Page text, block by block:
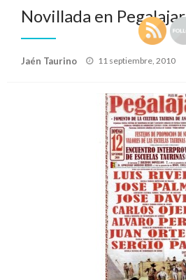
Novillada en Pegalajar
Jaén Taurino
Publicado
11 septiembre, 2010